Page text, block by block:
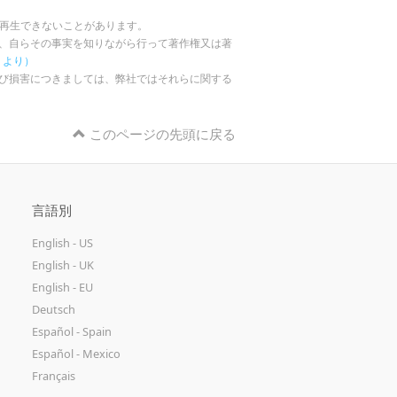
できないことがあります。
自らその事実を知りながら行って著作権又は著
り）
損害につきましては、弊社ではそれらに関する
このページの先頭に戻る
言語別
English - US
English - UK
English - EU
Deutsch
Español - Spain
Español - Mexico
Français